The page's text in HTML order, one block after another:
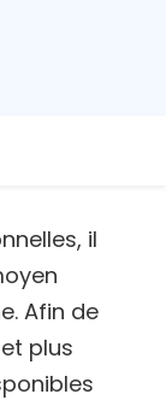
il
Afin de
plus